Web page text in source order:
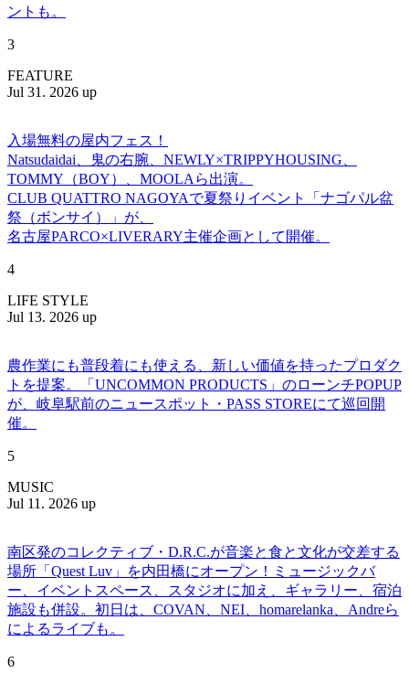
ントも。
3
FEATURE
Jul 31. 2026 up
入場無料の屋内フェス！
Natsudaidai、鬼の右腕、NEWLY×TRIPPYHOUSING、
TOMMY（BOY）、MOOLAら出演。
CLUB QUATTRO NAGOYAで夏祭りイベント「ナゴパル盆
祭（ボンサイ）」が、
名古屋PARCO×LIVERARY主催企画として開催。
4
LIFE STYLE
Jul 13. 2026 up
農作業にも普段着にも使える、新しい価値を持ったプロダク
トを提案。「UNCOMMON PRODUCTS」のローンチPOPUP
が、岐阜駅前のニュースポット・PASS STOREにて巡回開
催。
5
MUSIC
Jul 11. 2026 up
南区発のコレクティブ・D.R.C.が⾳楽と⾷と⽂化が交差する
場所「Quest Luv」を内田橋にオープン！ミュージックバ
ー、イベントスペース、スタジオに加え、ギャラリー、宿泊
施設も併設。初日は、COVAN、NEI、homarelanka、Andreら
によるライブも。
6